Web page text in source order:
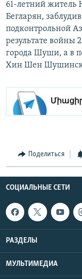
61-летний житель
Бегларян,
подконтрольной
результате войны
города Шуши, а в
Хин Шен
Поделиться
СОЦИАЛЬНЫЕ СЕТИ
РАЗДЕЛЫ
МУЛЬТИМЕДИА